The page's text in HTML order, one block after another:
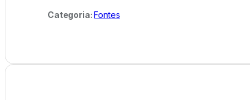
Categoria:Fontes